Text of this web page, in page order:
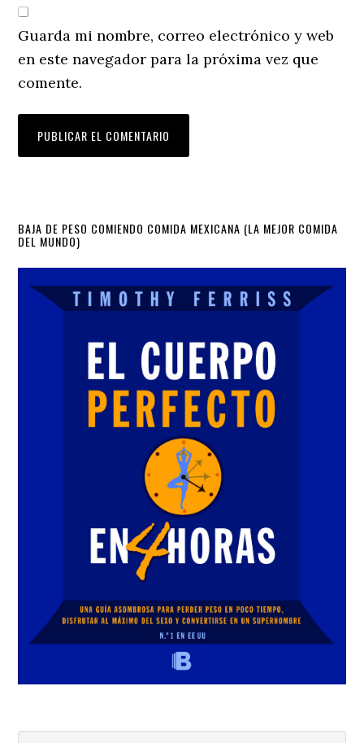
Guarda mi nombre, correo electrónico y web
en este navegador para la próxima vez que
comente.
Primary
Sidebar
BAJA DE PESO COMIENDO COMIDA MEXICANA (LA MEJOR COMIDA
DEL MUNDO)